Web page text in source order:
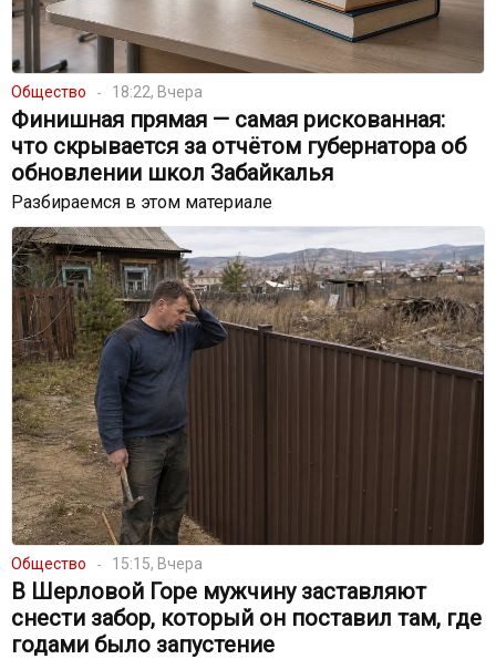
Общество 18:22, Вчера
Финишная прямая — самая рискованная:
что скрывается за отчётом губернатора об
обновлении школ Забайкалья
Разбираемся в этом материале
Общество 15:15, Вчера
В Шерловой Горе мужчину заставляют
снести забор, который он поставил там, где
годами было запустение